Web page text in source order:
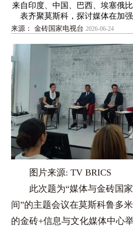
来自印度、中国、巴西、埃塞俄
表齐聚莫斯科，探讨媒体在加
来源： 金砖国家电视台2026-06-24
图片来源: TV BRICS
此次题为“媒体与金砖国家
间”的主题会议在莫斯科鲁多
的金砖+信息与文化媒体中心